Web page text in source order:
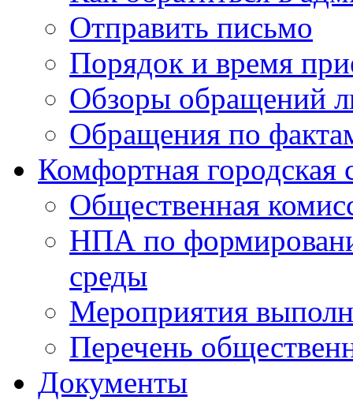
Отправить письмо
Порядок и время
Обзоры обращений
Обращения по
Комфортная городская
Общественная
НПА по
среды
Мероприятия
Перечень
Документы